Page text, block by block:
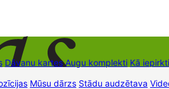
Dāvanu kartes Augu komplekti Kā
Mūsu dārzs Stādu audzētava